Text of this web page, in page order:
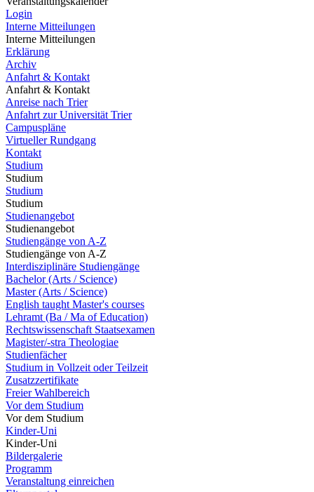
Login
Interne Mitteilungen
Interne Mitteilungen
Erklärung
Archiv
Anfahrt & Kontakt
Anfahrt & Kontakt
Anreise nach Trier
Anfahrt zur Universität Trier
Campuspläne
Virtueller Rundgang
Kontakt
Studium
Studium
Studium
Studium
Studienangebot
Studienangebot
Studiengänge von A-Z
Studiengänge von A-Z
Interdisziplinäre Studiengänge
Bachelor (Arts / Science)
Master (Arts / Science)
English taught Master's courses
Lehramt (Ba / Ma of Education)
Rechtswissenschaft Staatsexamen
Magister/-stra Theologiae
Studienfächer
Studium in Vollzeit oder Teilzeit
Zusatzzertifikate
Freier Wahlbereich
Vor dem Studium
Vor dem Studium
Kinder-Uni
Kinder-Uni
Bildergalerie
Programm
Veranstaltung einreichen